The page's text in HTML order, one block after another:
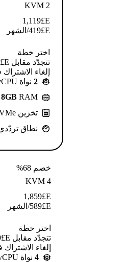
KVM 2
E£
1,119
E£
419/الشهر
اختر خطة
إلغاء
2 نواة vCPU
8GB RAM
تخزين NVMe بسعة
نطاق
خصم 68%
KVM 4
E£
1,859
E£
589/الشهر
اختر خطة
إلغاء
4 نواة vCPU